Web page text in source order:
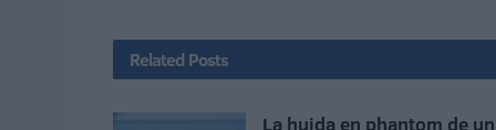
Related Posts
La huida en phantom de un